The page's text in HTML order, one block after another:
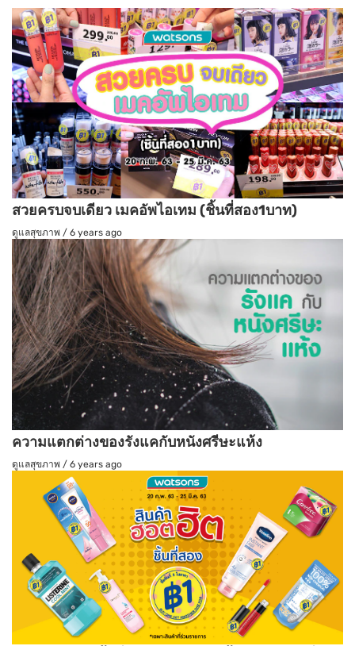
สวยครบจบเดียว เมคอัพไอเทม (ชิ้นที่สอง1บาท)
ดูแลสุขภาพ / 6 years ago
ความแตกต่างของรังแคกับหนังศรีษะแห้ง
ดูแลสุขภาพ / 6 years ago